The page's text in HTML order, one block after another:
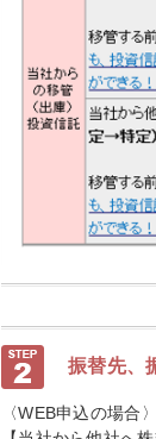
振替先、
〈WEB申込の場合〉